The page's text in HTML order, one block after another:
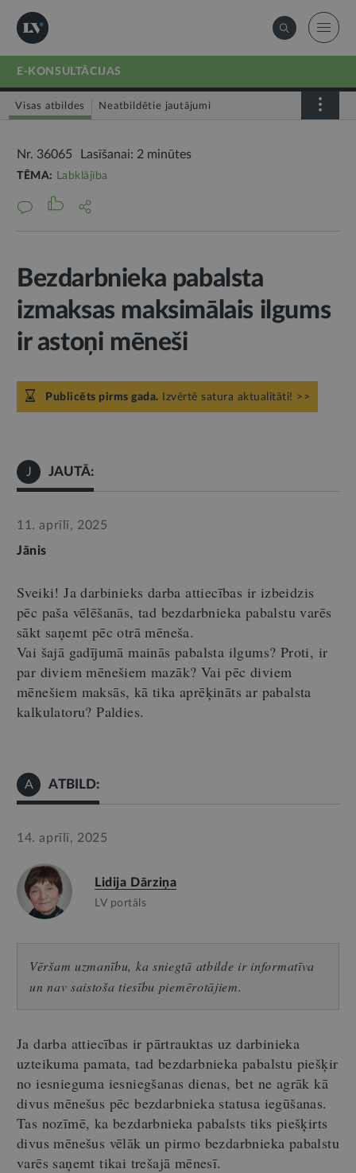
E-KONSULTĀCIJAS
Visas atbildes Neatbildētie jautājumi
Nr. 36065 Lasīšanai: 2 minūtes
TĒMA: Labklājība
Bezdarbnieka pabalsta
izmaksas maksimālais ilgums
ir astoņi mēneši
Publicēts pirms gada. Izvērtē satura aktualitāti! >>
J JAUTĀ:
11. aprīlī, 2025
Jānis
Sveiki!Ja darbinieks darba attiecības ir izbeidzis
pēc paša vēlēšanās, tad bezdarbnieka pabalstu varēs
sākt saņemt pēc otrā mēneša.
Vai šajā gadījumā mainās pabalsta ilgums? Proti, ir
par diviem mēnešiem mazāk? Vai pēc diviem
mēnešiem maksās, kā tika aprēķināts ar pabalsta
kalkulatoru? Paldies.
A ATBILD:
14. aprīlī, 2025
Lidija Dārziņa
LV portāls
Vēršam uzmanību, ka sniegtā atbilde ir informatīva
un nav saistoša tiesību piemērotājiem.
Ja darba attiecības ir pārtrauktas uz darbinieka
uzteikuma pamata, tad bezdarbnieka pabalstu piešķir
no iesnieguma iesniegšanas dienas, bet ne agrāk kā
divus mēnešus pēc bezdarbnieka statusa iegūšanas.
Tas nozīmē, ka bezdarbnieka pabalsts tiks piešķirts
divus mēnešus vēlāk un pirmo bezdarbnieka pabalstu
varēs saņemt tikai trešajā mēnesī.